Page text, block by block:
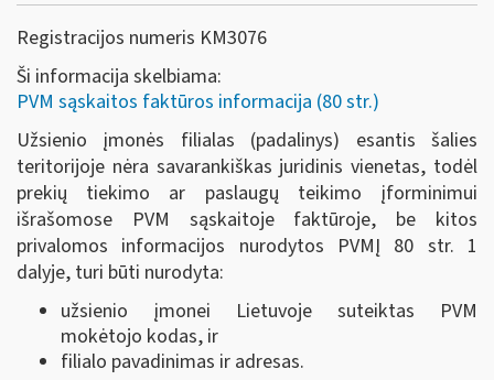
Registracijos numeris KM3076
Ši informacija skelbiama:
PVM sąskaitos faktūros informacija (80 str.)
Užsienio įmonės filialas (padalinys) esantis šalies
teritorijoje nėra savarankiškas juridinis vienetas, todėl
prekių tiekimo ar paslaugų teikimo įforminimui
išrašomose PVM sąskaitoje faktūroje, be kitos
privalomos informacijos nurodytos PVMĮ 80 str. 1
dalyje, turi būti nurodyta:
užsienio įmonei Lietuvoje suteiktas PVM
mokėtojo kodas, ir
filialo pavadinimas ir adresas.